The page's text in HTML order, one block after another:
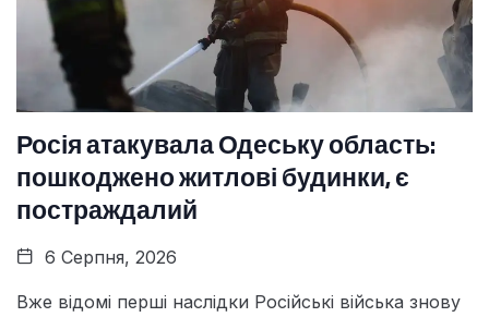
Росія атакувала Одеську область:
пошкоджено житлові будинки, є
постраждалий
6 Серпня, 2026
Вже відомі перші наслідки Російські війська знову